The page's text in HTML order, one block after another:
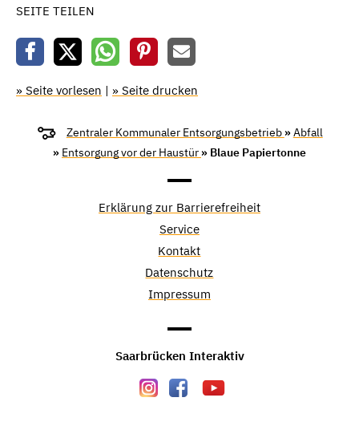
SEITE TEILEN
» Seite vorlesen | » Seite drucken
Zentraler Kommunaler Entsorgungsbetrieb »Abfall
» Entsorgung vor der Haustür » Blaue Papiertonne
Erklärung zur Barrierefreiheit
Service
Kontakt
Datenschutz
Impressum
Saarbrücken Interaktiv